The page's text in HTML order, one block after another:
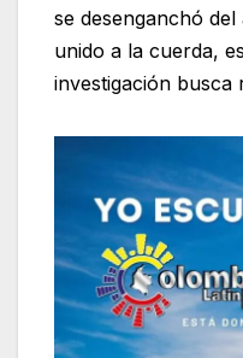
se desenganchó
unido a la cuerda,
investigación busca